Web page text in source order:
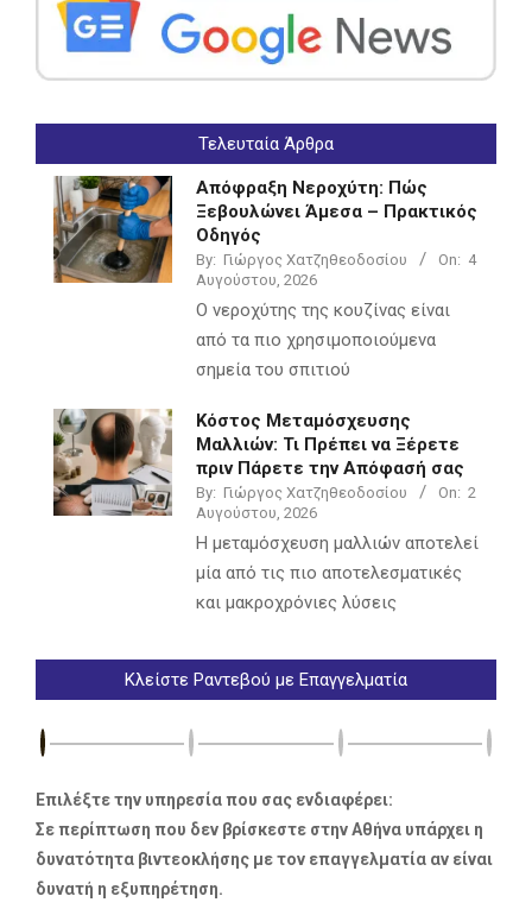
Τελευταία Άρθρα
Απόφραξη Νεροχύτη: Πώς
Ξεβουλώνει Άμεσα – Πρακτικός
Οδηγός
By: Γιώργος Χατζηθεοδοσίου On: 4
Αυγούστου, 2026
Ο νεροχύτης της κουζίνας είναι
από τα πιο χρησιμοποιούμενα
σημεία του σπιτιού
Κόστος Μεταμόσχευσης
Μαλλιών: Τι Πρέπει να Ξέρετε
πριν Πάρετε την Απόφασή σας
By: Γιώργος Χατζηθεοδοσίου On: 2
Αυγούστου, 2026
Η μεταμόσχευση μαλλιών αποτελεί
μία από τις πιο αποτελεσματικές
και μακροχρόνιες λύσεις
Κλείστε Ραντεβού με Επαγγελματία
Επιλέξτε την υπηρεσία που σας ενδιαφέρει:
Σε περίπτωση που δεν βρίσκεστε στην Αθήνα υπάρχει η
δυνατότητα βιντεοκλήσης με τον επαγγελματία αν είναι
δυνατή η εξυπηρέτηση.